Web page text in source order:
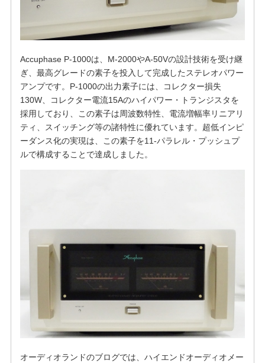
Accuphase P-1000は、M-2000やA-50Vの設計技術を受け継
ぎ、最高グレードの素子を投入して完成したステレオパワー
アンプです。P-1000の出力素子には、コレクター損失
130W、コレクター電流15Aのハイパワー・トランジスタを
採用しており、この素子は周波数特性、電流増幅率リニアリ
ティ、スイッチング等の諸特性に優れています。超低インピ
ーダンス化の実現は、この素子を11-パラレル・プッシュプ
ルで構成することで達成しました。
オーディオランドのブログでは、ハイエンドオーディオメー